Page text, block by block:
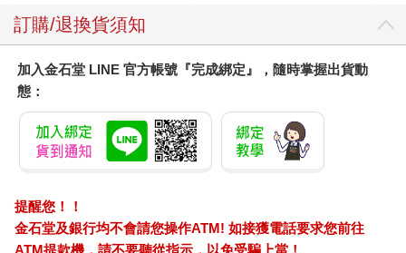
訂購/退換貨須知
加入金石堂 LINE 官方帳號『完成綁定』，隨時掌握出貨動
態：
提醒您！！
金石堂及銀行均不會請您操作ATM! 如接獲電話要求您前往
ATM提款機，請不要聽從指示，以免受騙上當！